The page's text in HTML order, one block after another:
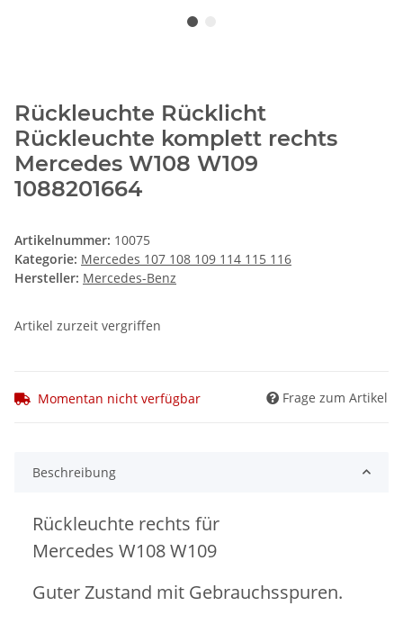
Rückleuchte Rücklicht
Rückleuchte komplett rechts
Mercedes W108 W109
1088201664
Artikelnummer: 10075
Kategorie: Mercedes 107 108 109 114 115 116
Hersteller: Mercedes-Benz
Artikel zurzeit vergriffen
Momentan nicht verfügbar Frage zum Artikel
Beschreibung
Rückleuchte rechts für
Mercedes W108 W109
Guter Zustand mit Gebrauchsspuren.